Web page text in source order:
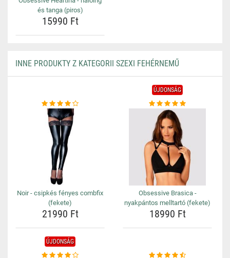
és tanga (piros)
15990 Ft
INNE PRODUKTY Z KATEGORII SZEXI FEHÉRNEMŰ
Noir - csipkés fényes combfix
(fekete)
21990 Ft
ÚJDONSÁG
Obsessive Brasica -
nyakpántos melltartó (fekete)
18990 Ft
ÚJDONSÁG